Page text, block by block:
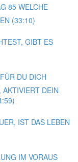
85 WELCHE
(33:10)
GIBT ES
DU DICH
AKTIVIERT DEIN
IST DAS LEBEN
IM VORAUS